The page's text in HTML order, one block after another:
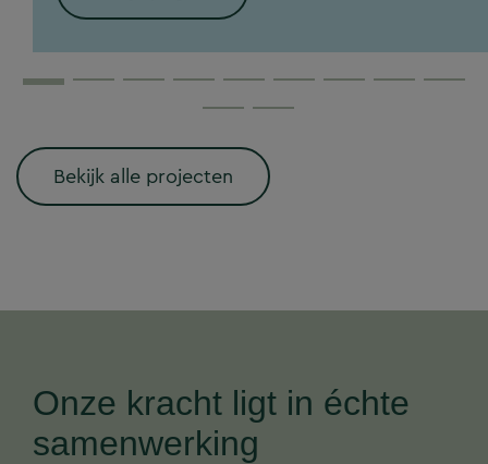
Bekijk alle projecten
Onze kracht ligt in échte
samenwerking